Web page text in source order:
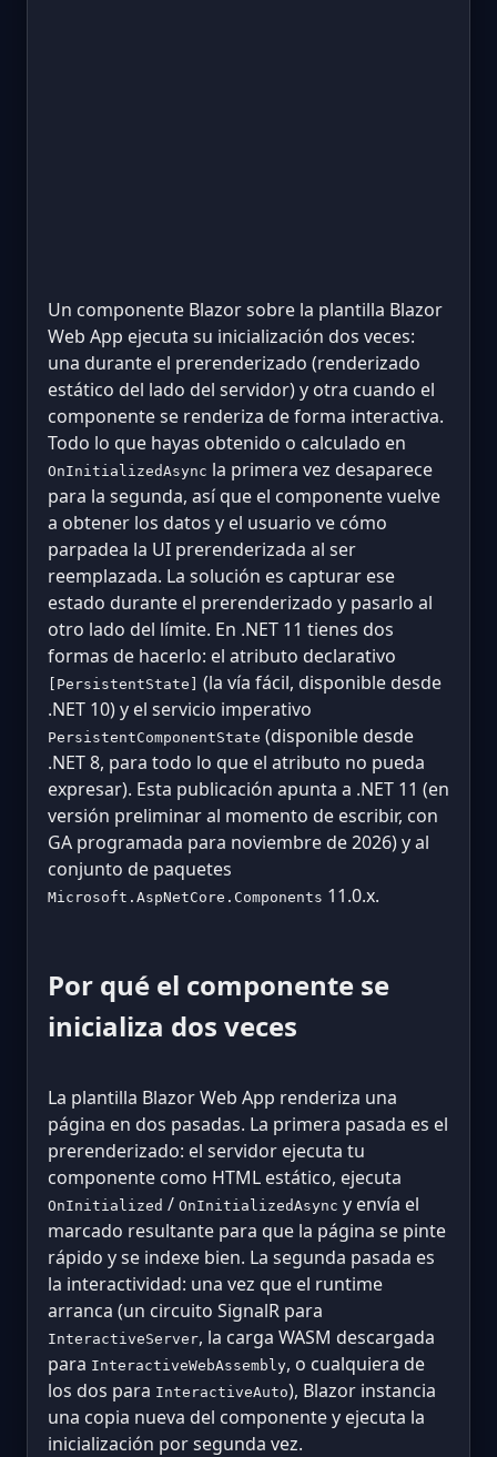
Un componente Blazor sobre la plantilla Blazor
Web App ejecuta su inicialización dos veces:
una durante el prerenderizado (renderizado
estático del lado del servidor) y otra cuando el
componente se renderiza de forma interactiva.
Todo lo que hayas obtenido o calculado en
OnInitializedAsync la primera vez desaparece
para la segunda, así que el componente vuelve
a obtener los datos y el usuario ve cómo
parpadea la UI prerenderizada al ser
reemplazada. La solución es capturar ese
estado durante el prerenderizado y pasarlo al
otro lado del límite. En .NET 11 tienes dos
formas de hacerlo: el atributo declarativo
[PersistentState]
(la vía fácil, disponible desde
.NET 10) y el servicio imperativo
PersistentComponentState (disponible desde
.NET 8, para todo lo que el atributo no pueda
expresar). Esta publicación apunta a .NET 11 (en
versión preliminar al momento de escribir, con
GA programada para noviembre de 2026) y al
conjunto de paquetes
Microsoft.AspNetCore.Components 11.0.x.
Por qué el componente se
inicializa dos veces
La plantilla Blazor Web App renderiza una
página en dos pasadas. La primera pasada es el
prerenderizado: el servidor ejecuta tu
componente como HTML estático, ejecuta
OnInitialized / OnInitializedAsync y envía el
marcado resultante para que la página se pinte
rápido y se indexe bien. La segunda pasada es
la interactividad: una vez que el runtime
arranca (un circuito SignalR para
InteractiveServer, la carga WASM descargada
para InteractiveWebAssembly, o cualquiera de
los dos para InteractiveAuto), Blazor instancia
una copia nueva del componente y ejecuta la
inicialización por segunda vez.